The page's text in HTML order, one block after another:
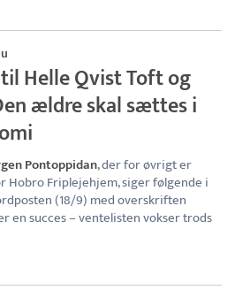
Helle Qvist Toft og
ældre skal sættes i
Pontoppidan, der for øvrigt er
Hobro Friplejehjem, siger følgende i
(18/9) med overskriften
en succes – ventelisten vokser trods